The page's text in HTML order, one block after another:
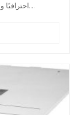
احترافيًا وشحنًا فوريًا باستخدام مخزون محدث دوريًا.